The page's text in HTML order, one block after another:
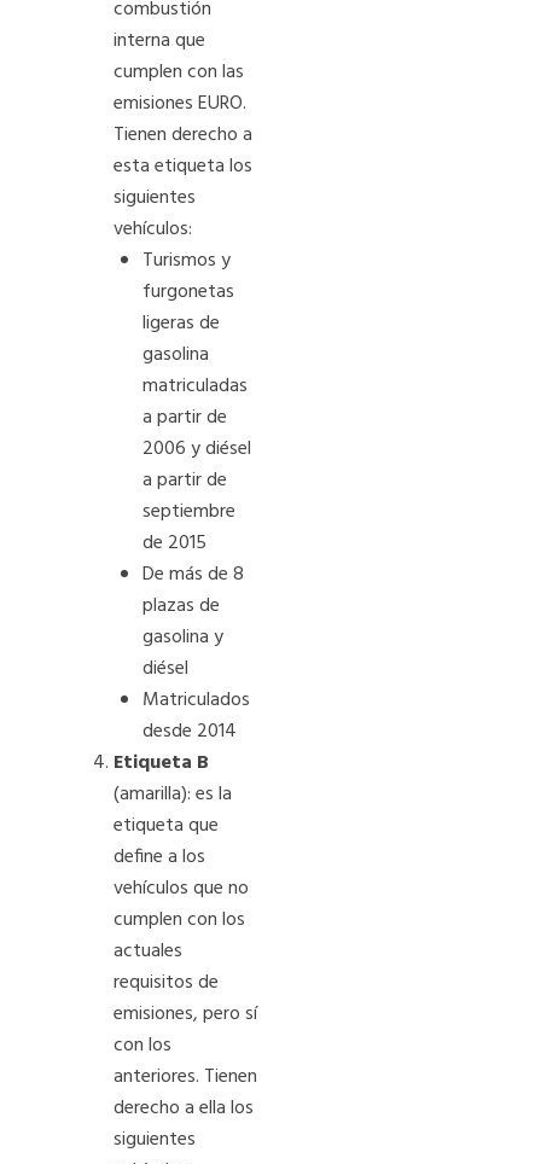
combustión
interna que
cumplen con las
emisiones EURO.
Tienen derecho a
esta etiqueta los
siguientes
vehículos:
Turismos y
furgonetas
ligeras de
gasolina
matriculadas
a partir de
2006 y diésel
a partir de
septiembre
de 2015
De más de 8
plazas de
gasolina y
diésel
Matriculados
desde 2014
Etiqueta B
(amarilla): es la
etiqueta que
define a los
vehículos que no
cumplen con los
actuales
requisitos de
emisiones, pero sí
con los
anteriores. Tienen
derecho a ella los
siguientes